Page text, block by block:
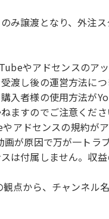
み譲渡となり、外注ス
やアドセンスのア
渡し後の運営方法に
入者様の使用方法が
ますのでご注意くださ
アドセンスの規約が
画が原因で万が一トラ
は付属しません。収
点から、チャンネル